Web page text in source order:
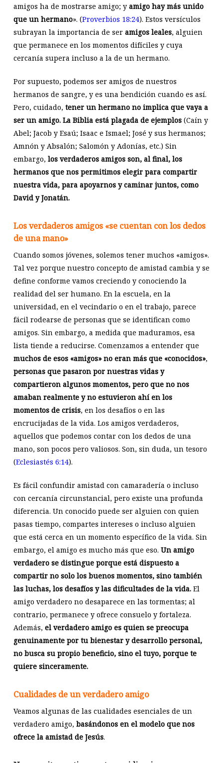
amigos ha de mostrarse amigo; y amigo hay más unido
que un hermano». (Proverbios 18:24). Estos versículos
subrayan la importancia de ser amigos leales, alguien
que permanece en los momentos difíciles y cuya
cercanía supera incluso a la de un hermano.
Por supuesto, podemos ser amigos de nuestros
hermanos de sangre, y es una bendición cuando es así.
Pero, cuidado, tener un hermano no implica que vaya a
ser un amigo. La Biblia está plagada de ejemplos(Caín y
Abel; Jacob y Esaú; Isaac e Ismael; José y sus hermanos;
Amnón y Absalón; Salomón y Adonías, etc.) Sin
embargo, los verdaderos amigos son, al final, los
hermanos que nos permitimos elegir para compartir
nuestra vida, para apoyarnos y caminar juntos, como
David y Jonatán.
Los verdaderos amigos «se cuentan con los dedos
de una mano»
Cuando somos jóvenes, solemos tener muchos «amigos».
Tal vez porque nuestro concepto de amistad cambia y se
define conforme vamos creciendo y conociendo la
realidad del ser humano. En la escuela, en la
universidad, en el vecindario o en el trabajo, parece
fácil rodearse de personas que se identifican como
amigos. Sin embargo, a medida que maduramos, esa
lista tiende a reducirse. Comenzamos a entender que
muchos de esos «amigos» no eran más que «conocidos»,
personas que pasaron por nuestras vidas y
compartieron algunos momentos, pero que no nos
amaban realmente y no estuvieron ahí en los
momentos de crisis, en los desafíos o en las
encrucijadas de la vida. Los amigos verdaderos,
aquellos que podemos contar con los dedos de una
mano, son pocos pero valiosos. Son, sin duda, un tesoro
(Eclesiastés 6:14).
Es fácil confundir amistad con camaradería o incluso
con cercanía circunstancial, pero existe una profunda
diferencia. Un conocido puede ser alguien con quien
pasas tiempo, compartes intereses o incluso alguien
que está cerca en un momento específico de la vida. Sin
embargo, el amigo es mucho más que eso. Un amigo
verdadero se distingue porque está dispuesto a
compartir no solo los buenos momentos, sino también
las luchas, los desafíos y las dificultades de la vida.El
amigo verdadero no desaparece en las tormentas; al
contrario, permanece y ofrece consuelo y fortaleza.
Además, el verdadero amigo es quien se preocupa
genuinamente por tu bienestar y desarrollo personal,
no busca su propio beneficio, sino el tuyo, porque te
quiere sinceramente.
Cualidades de un verdadero amigo
Veamos algunas de las cualidades esenciales de un
verdadero amigo, basándonos en el modelo que nos
ofrece la amistad de Jesús.